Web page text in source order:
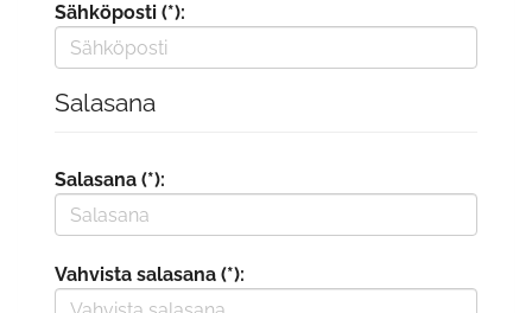
Sähköposti (*):
Salasana
Salasana (*):
Vahvista salasana (*):